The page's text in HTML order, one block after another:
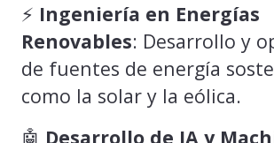
⚡ Ingeniería en Energías
Renovables: Desarrollo y
de fuentes de energía
como la solar y la eólica.
🤖 Desarrollo de IA y